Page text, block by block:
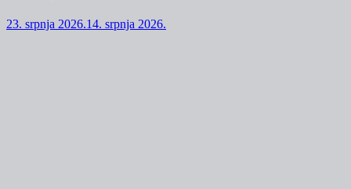
23. srpnja 2026.14. srpnja 2026.